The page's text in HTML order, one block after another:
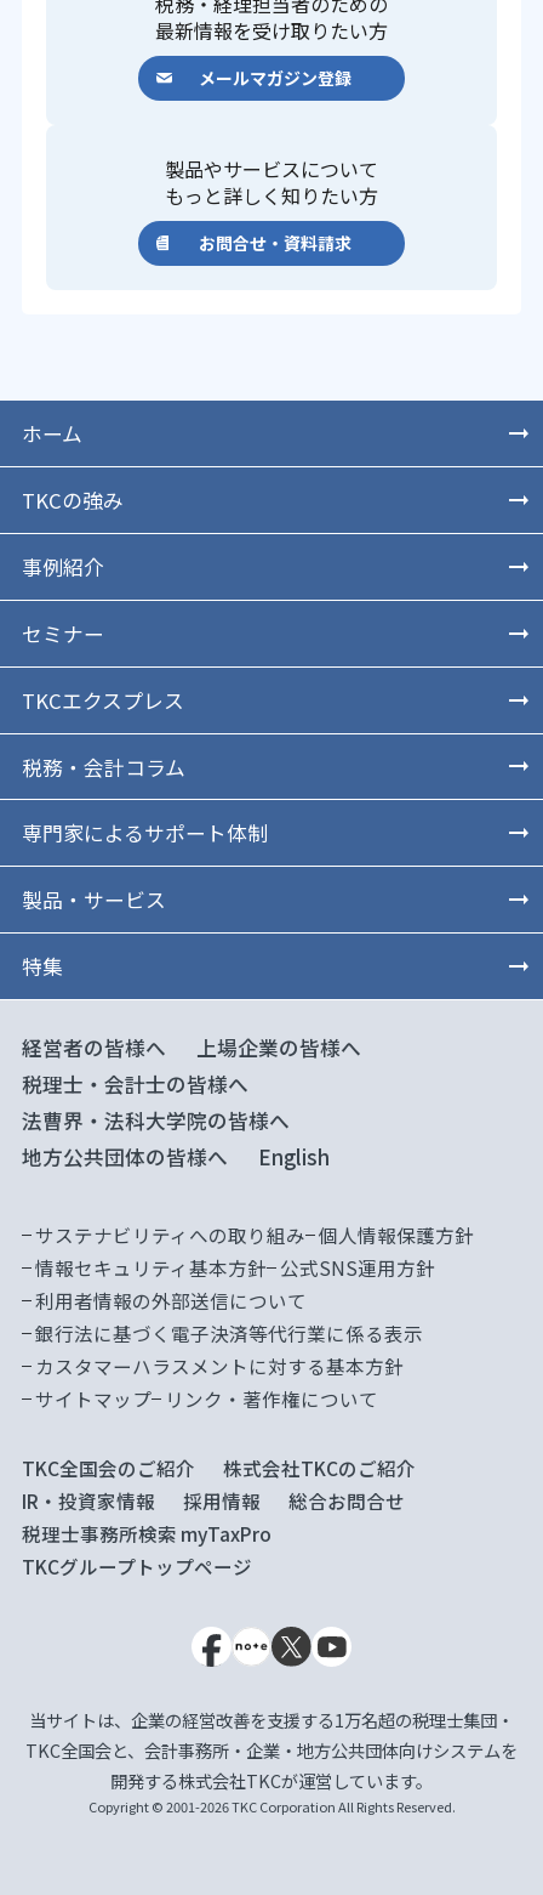
最新情報を受け取りたい方
メールマガジン登録
製品やサービスについて
もっと詳しく知りたい方
お問合せ・資料請求
ホーム
TKCの強み
事例紹介
セミナー
TKCエクスプレス
税務・会計コラム
専門家によるサポート体制
製品・サービス
特集
経営者の皆様へ
上場企業の皆様へ
税理士・会計士の皆様へ
法曹界・法科大学院の皆様へ
地方公共団体の皆様へ
English
サステナビリティへの取り組み 個人情報保護方針
情報セキュリティ基本方針 公式SNS運用方針
利用者情報の外部送信について
銀行法に基づく電子決済等代行業に係る表示
カスタマーハラスメントに対する基本方針
サイトマップ
リンク・著作権について
TKC全国会のご紹介
株式会社TKCのご紹介
IR・投資家情報
採用情報
総合お問合せ
税理士事務所検索 myTaxPro
TKCグループトップページ
当サイトは、企業の経営改善を支援する1万名超の税理士集団・
TKC全国会と、会計事務所・企業・地方公共団体向けシステムを
開発する株式会社TKCが運営しています。
Copyright © 2001-2026 TKC Corporation All Rights Reserved.